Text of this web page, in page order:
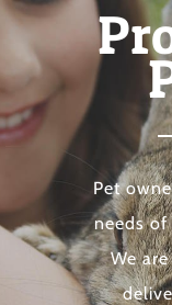
Pet
needs
We